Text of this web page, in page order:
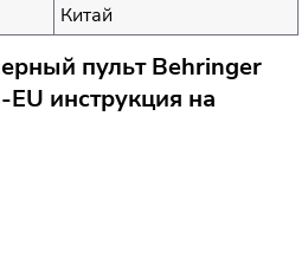
Китай
пульт Behringer
инструкция на